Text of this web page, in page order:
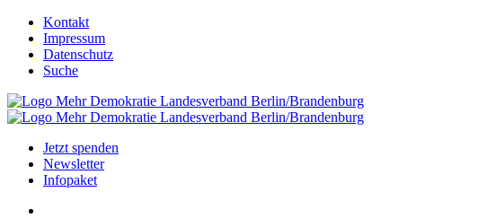
Kontakt
Impressum
Datenschutz
Suche
Jetzt spenden
Newsletter
Infopaket